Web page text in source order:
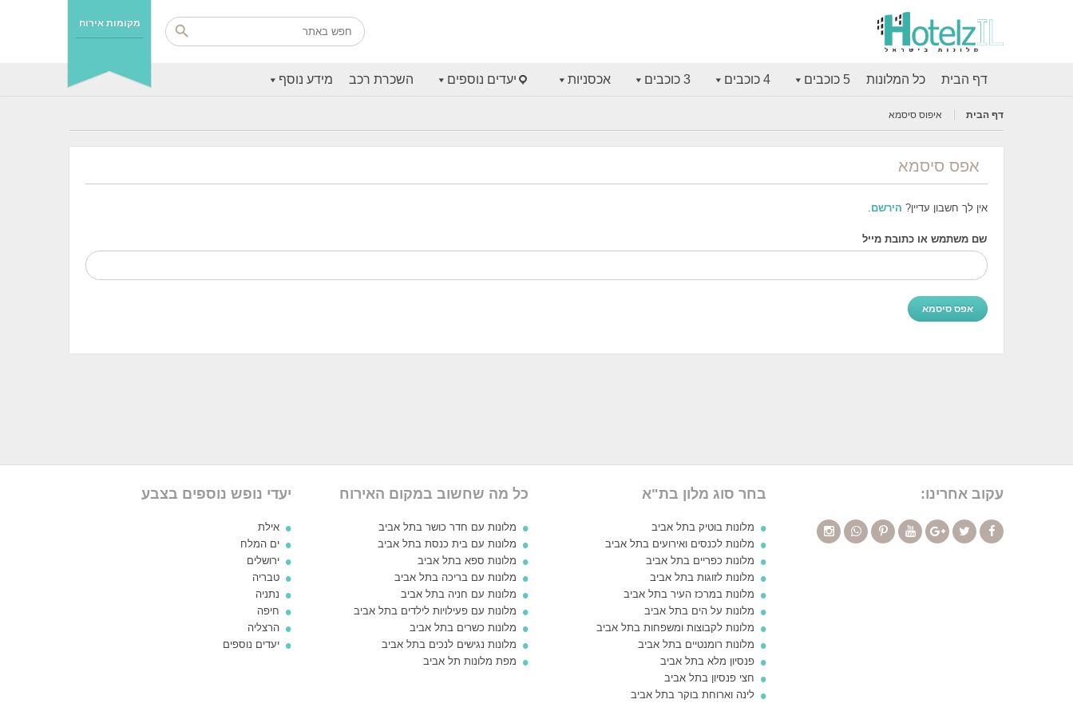
מקומות אירוח
דף הבית כל המלונות 5 כוכבים 4 כוכבים 3 כוכבים אכסניות יעדים נוספים השכרת רכב מידע נוסף
דף הבית איפוס סיסמא
אפס סיסמא
אין לך חשבון עדיין? הירשם.
שם משתמש או כתובת מייל
עקוב אחרינו: בחר סוג מלון בת"א
מלונות בוטיק בתל אביב
מלונות לכנסים ואירועים בתל אביב
מלונות כפריים בתל אביב
מלונות לזוגות בתל אביב
מלונות במרכז העיר בתל אביב
מלונות על הים בתל אביב
מלונות לקבוצות ומשפחות בתל אביב
מלונות רומנטיים בתל אביב
פנסיון מלא בתל אביב
חצי פנסיון בתל אביב
לינה וארוחת בוקר בתל אביב
כל מה שחשוב במקום האירוח
מלונות עם חדר כושר בתל אביב
מלונות עם בית כנסת בתל אביב
מלונות ספא בתל אביב
מלונות עם בריכה בתל אביב
מלונות עם חניה בתל אביב
מלונות עם פעילויות לילדים בתל אביב
מלונות כשרים בתל אביב
מלונות נגישים לנכים בתל אביב
מפת מלונות תל אביב
יעדי נופש נוספים בצבע
אילת
ים המלח
ירושלים
טבריה
נתניה
חיפה
הרצליה
יעדים נוספים